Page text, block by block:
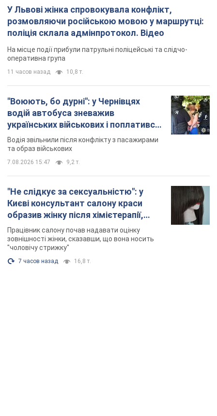
"Воюють, бо дурні": у Чернівцях
водій автобуса зневажив
українських військових і поплатився.
Відео
та образ військових
"Не слідкує за сексуальністю": у
Києві консультант салону краси
образив жінку після хімієтерапії,
розгорівся скандал. Фото
зовнішності жінки, сказавши, що вона носить
"чоловічу стрижку"
7 часов назад 16,8 т.